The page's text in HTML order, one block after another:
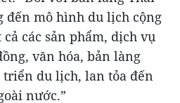
đến mô hình du lịch cộng
các sản phẩm, dịch vụ
văn hóa, bản làng
triển du lịch, lan tỏa đến
nước.”